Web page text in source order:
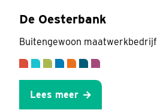
De Oesterbank
Buitengewoon maatwerkbedrijf
Lees meer